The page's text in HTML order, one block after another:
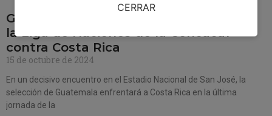
Guatemala se juega la clasificación en
la Liga de Naciones de la Concacaf
contra Costa Rica
15 de octubre de 2024
En un decisivo encuentro en el Estadio Nacional de San José, la
selección de Guatemala enfrentará a Costa Rica en la última
jornada de la
CERRAR